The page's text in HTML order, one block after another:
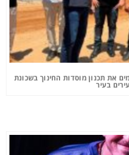
את תכנון מוסדות החינוך בשכונת
בעיר